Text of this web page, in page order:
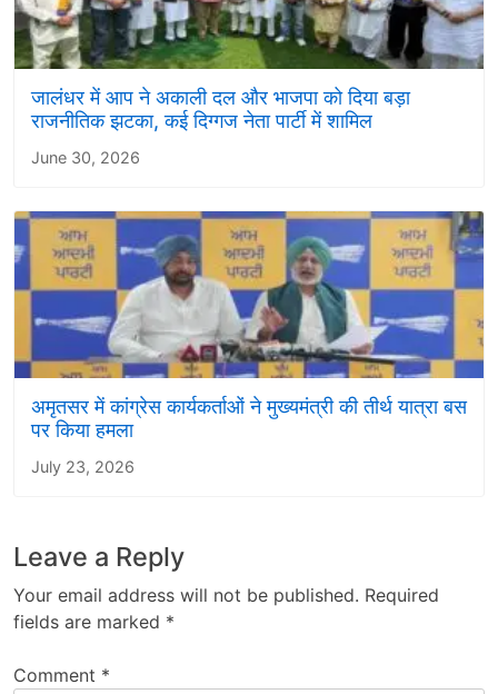
जालंधर में आप ने अकाली दल और भाजपा को दिया बड़ा
राजनीतिक झटका, कई दिग्गज नेता पार्टी में शामिल
June 30, 2026
अमृतसर में कांग्रेस कार्यकर्ताओं ने मुख्यमंत्री की तीर्थ यात्रा बस
पर किया हमला
July 23, 2026
Leave a Reply
Your email address will not be published. Required
fields are marked *
Comment *